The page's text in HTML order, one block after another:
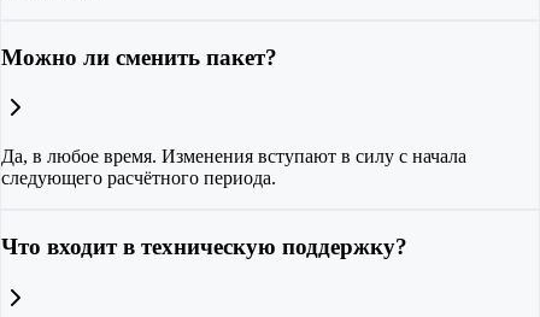
Можно ли сменить пакет?
Да, в любое время. Изменения вступают в силу с начала
следующего расчётного периода.
Что входит в техническую поддержку?